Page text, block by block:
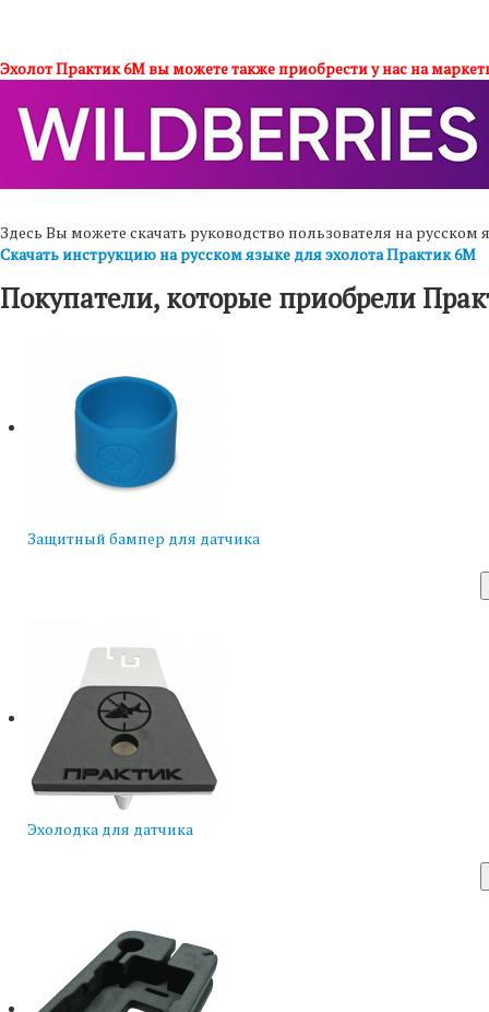
Эхолот Практик 6М вы можете также приобрести у нас на
Здесь Вы можете скачать руководство пользователя на
Скачать инструкцию на русском языке для эхолота Практик 6М
Покупатели, которые приобрели
Защитный бампер для датчика
Эхолодка для датчика